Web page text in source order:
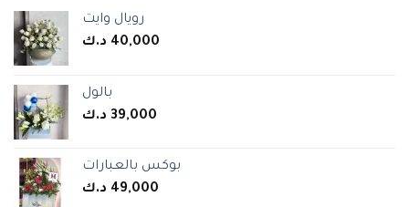
رويال وايت
40,000 د.ك
بالول
39,000 د.ك
بوكس بالعبارات
49,000 د.ك